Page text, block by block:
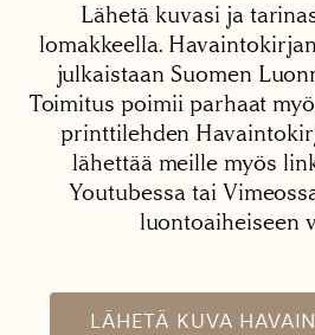
Lähetä kuvasi ja
lomakkeella.
julkaistaan Suomen
Toimitus poimii parhaat
printtilehden
lähettää meille myös
Youtubessa tai
luontoaiheiseen
LÄHETÄ KUVA